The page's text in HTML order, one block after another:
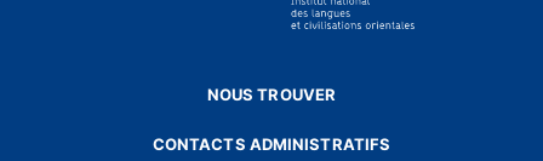
NOUS TROUVER
CONTACTS ADMINISTRATIFS